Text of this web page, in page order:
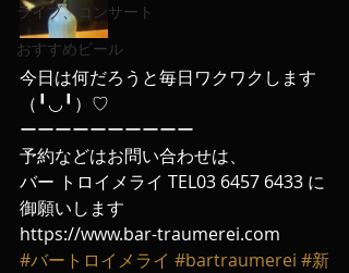
ライブ、コンサート
おすすめビール
今日は何だろうと毎日ワクワクします
（╹◡╹）♡
ーーーーーーーーーー
予約などはお問い合わせは、
バー トロイメライ TEL03 6457 6433 に
御願いします
https://www.bar-traumerei.com
#バートロイメライ #bartraumerei #新